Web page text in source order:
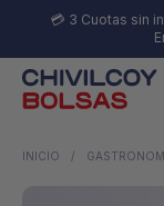
💳 3 Cuotas sin
INICIO /